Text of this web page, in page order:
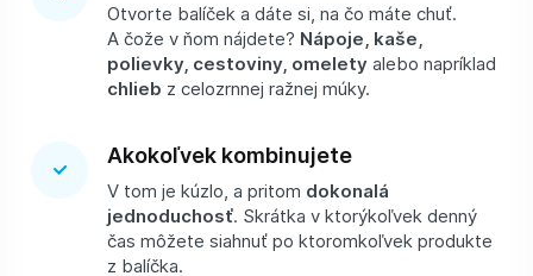
Otvorte balíček a dáte si, na čo máte chuť.
A čože v ňom nájdete? Nápoje, kaše,
polievky, cestoviny, omelety alebo napríklad
chlieb z celozrnnej ražnej múky.
Akokoľvek kombinujete
V tom je kúzlo, a pritom dokonalá
jednoduchosť. Skrátka v ktorýkoľvek denný
čas môžete siahnuť po ktoromkoľvek produkte
z balíčka.